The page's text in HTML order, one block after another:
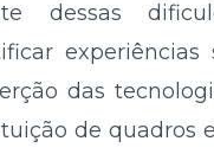
dessas
experiências
das
de quadros